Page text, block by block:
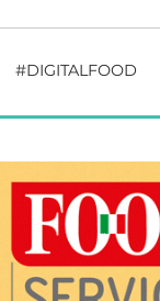
#DIGITALFOOD